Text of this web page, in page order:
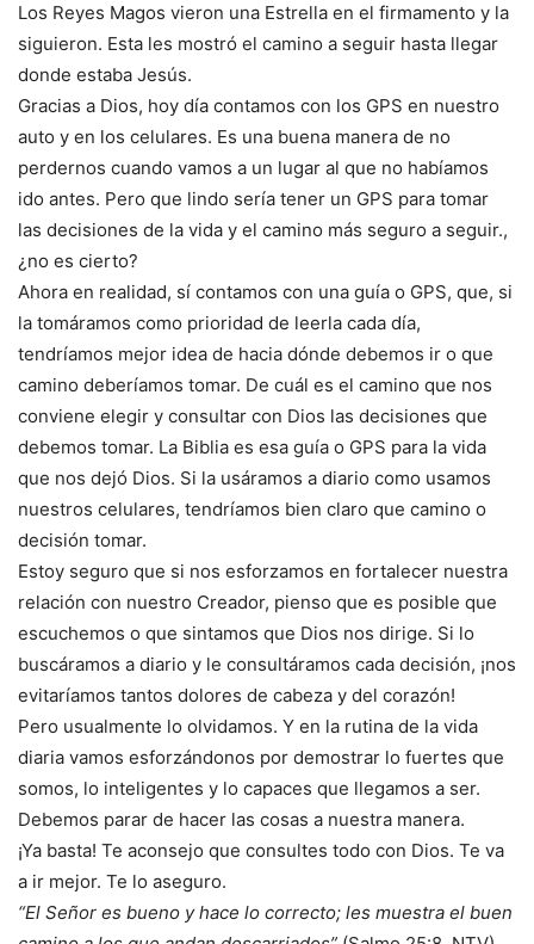
Los Reyes Magos vieron una Estrella en el firmamento y la
siguieron. Esta les mostró el camino a seguir hasta llegar
donde estaba Jesús.
Gracias a Dios, hoy día contamos con los GPS en nuestro
auto y en los celulares. Es una buena manera de no
perdernos cuando vamos a un lugar al que no habíamos
ido antes. Pero que lindo sería tener un GPS para tomar
las decisiones de la vida y el camino más seguro a seguir.,
¿no es cierto?
Ahora en realidad, sí contamos con una guía o GPS, que, si
la tomáramos como prioridad de leerla cada día,
tendríamos mejor idea de hacia dónde debemos ir o que
camino deberíamos tomar. De cuál es el camino que nos
conviene elegir y consultar con Dios las decisiones que
debemos tomar. La Biblia es esa guía o GPS para la vida
que nos dejó Dios. Si la usáramos a diario como usamos
nuestros celulares, tendríamos bien claro que camino o
decisión tomar.
Estoy seguro que si nos esforzamos en fortalecer nuestra
relación con nuestro Creador, pienso que es posible que
escuchemos o que sintamos que Dios nos dirige. Si lo
buscáramos a diario y le consultáramos cada decisión, ¡nos
evitaríamos tantos dolores de cabeza y del corazón!
Pero usualmente lo olvidamos. Y en la rutina de la vida
diaria vamos esforzándonos por demostrar lo fuertes que
somos, lo inteligentes y lo capaces que llegamos a ser.
Debemos parar de hacer las cosas a nuestra manera.
¡Ya basta! Te aconsejo que consultes todo con Dios. Te va
a ir mejor. Te lo aseguro.
“El Señor es bueno y hace lo correcto; les muestra el buen